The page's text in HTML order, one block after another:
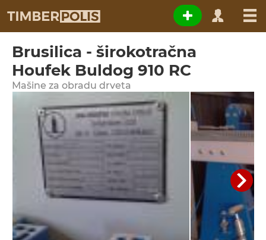
Brusilica - širokotračna
Houfek Buldog 910 RC
Мašine za obradu drveta